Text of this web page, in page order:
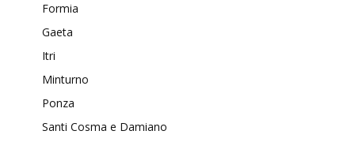
Formia
Gaeta
Itri
Minturno
Ponza
Santi Cosma e Damiano